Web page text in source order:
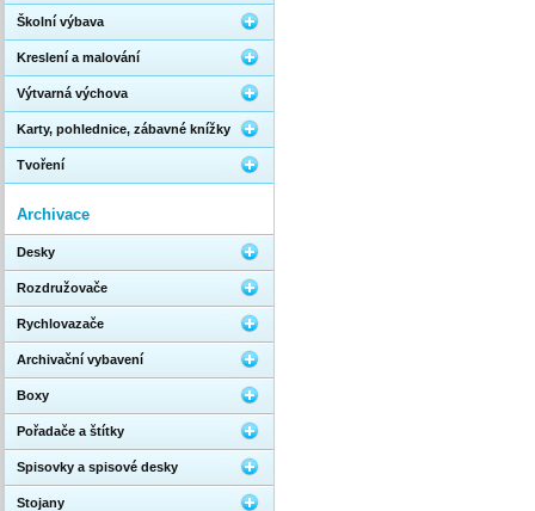
Školní výbava
Kreslení a malování
Výtvarná výchova
Karty, pohlednice, zábavné knížky
Tvoření
Archivace
Desky
Rozdružovače
Rychlovazače
Archivační vybavení
Boxy
Pořadače a štítky
Spisovky a spisové desky
Stojany